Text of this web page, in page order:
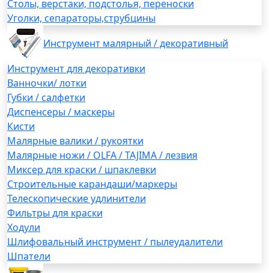
Столы, верстаки, подстолья, переноски
Уголки, сепараторы,струбцины
Инструмент малярный / декоративный
Инструмент для декоративки
Ванночки/ лотки
Губки / салфетки
Диспенсеры / маскеры
Кисти
Малярные валики / рукоятки
Малярные ножи / OLFA / TAJIMA / лезвия
Миксер для краски / шпаклевки
Строительные карандаши/маркеры
Телескопические удлинители
Фильтры для краски
Ходули
Шлифовальный инструмент / пылеудалители
Шпатели